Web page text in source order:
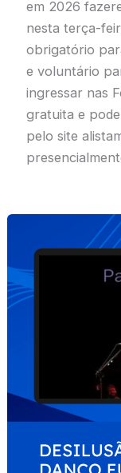
em 2026
nesta terça-
obrigatório
e voluntário
ingressar nas
gratuita e
pelo site